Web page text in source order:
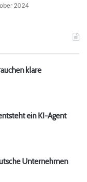
2024
klare
ein KI-Agent
Unternehmen